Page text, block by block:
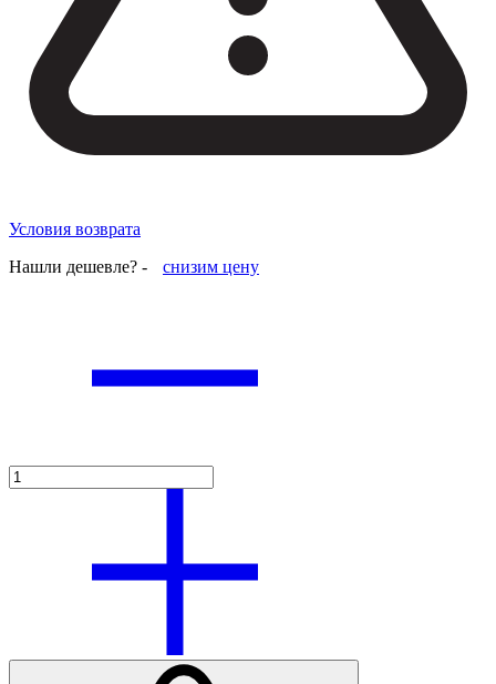
Условия возврата
Нашли дешевле? -
снизим цену